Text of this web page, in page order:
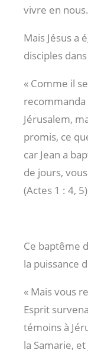
vivre en nous.
Mais Jésus a
disciples
« Comme il
recommanda
Jérusalem,
promis, ce
car Jean a
de jours,
(Actes 1 : 4, 5)
Ce baptême
la puissance
« Mais vous
Esprit
témoins à
la Samarie,